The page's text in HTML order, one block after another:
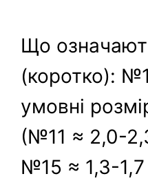
Що
(коротко):
умовні
(№11 ≈ 2,0-
№15 ≈ 1,3-